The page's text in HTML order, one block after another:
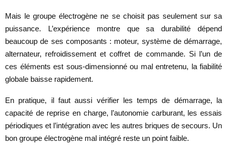
Mais le groupe électrogène ne se choisit pas seulement sur sa
puissance. L’expérience montre que sa durabilité dépend
beaucoup de ses composants : moteur, système de démarrage,
alternateur, refroidissement et coffret de commande. Si l’un de
ces éléments est sous-dimensionné ou mal entretenu, la fiabilité
globale baisse rapidement.
En pratique, il faut aussi vérifier les temps de démarrage, la
capacité de reprise en charge, l’autonomie carburant, les essais
périodiques et l’intégration avec les autres briques de secours. Un
bon groupe électrogène mal intégré reste un point faible.